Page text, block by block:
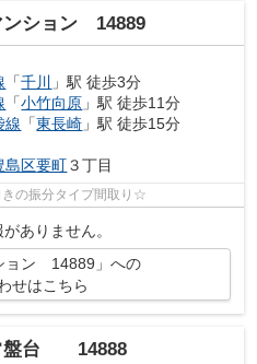
ンション 14889
「千川
」駅 徒歩3分
「小竹向原 」駅 徒歩11分
線 「東長崎 」駅 徒歩15分
島区要町３丁目
きの振分タイプ間取り☆
ありません。
ョン 14889」への
せはこちら
盤台 14888